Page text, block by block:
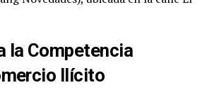
la Competencia
Ilícito